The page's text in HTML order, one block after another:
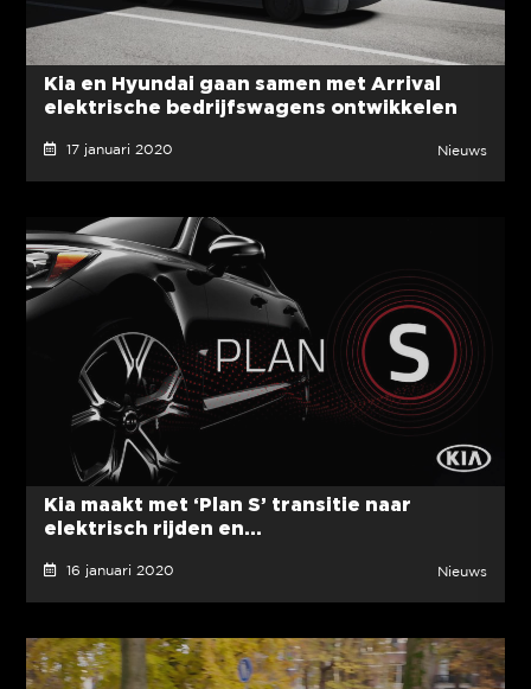
Kia en Hyundai gaan samen met Arrival
elektrische bedrijfswagens ontwikkelen
17 januari 2020 Nieuws
Kia maakt met ‘Plan S’ transitie naar
elektrisch rijden en...
16 januari 2020 Nieuws